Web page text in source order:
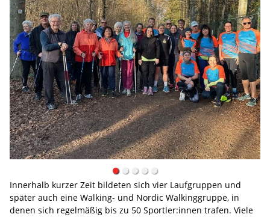
Innerhalb kurzer Zeit bildeten sich vier Laufgruppen und
später auch eine Walking- und Nordic Walkinggruppe, in
denen sich regelmäßig bis zu 50 Sportler:innen trafen. Viele